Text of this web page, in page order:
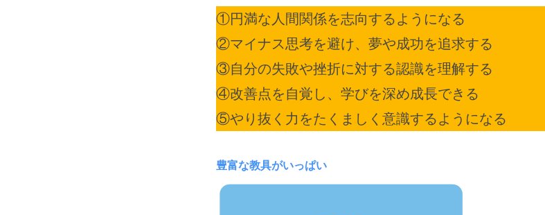
2
日
by
hisho2024
①円満な人間関係を志向するようになる
②マイナス思考を避け、夢や成功を追求する
③自分の失敗や挫折に対する認識を理解する
④改善点を自覚し、学びを深め成長できる
⑤やり抜く力をたくましく意識するようになる
豊富な教具がいっぱい